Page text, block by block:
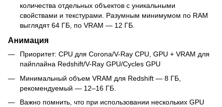
количества отдельных объектов с уникальными
свойствами и текстурами. Разумным минимумом по RAM
выглядят 64 ГБ, по VRAM — 12 ГБ.
Анимация
Приоритет: CPU для Corona/V-Ray CPU, GPU + VRAM для
пайплайна Redshift/V-Ray GPU/Cycles GPU
Минимальный объем VRAM для Redshift — 8 ГБ,
рекомендуемый — 12–16 ГБ.
Важно помнить, что при использовании нескольких GPU